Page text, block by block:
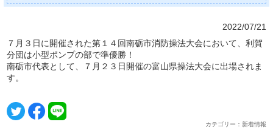
2022/07/21
７月３日に開催された第１４回南砺市消防操法大会において、利賀
分団は小型ポンプの部で準優勝！
南砺市代表として、７月２３日開催の富山県操法大会に出場されま
す。
カテゴリー：新着情報